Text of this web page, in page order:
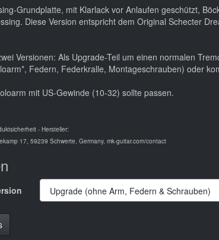
Grundplatte, mit Klarlack vor Anlaufen geschützt,
Diese Version entspricht dem Original Schecter
Versionen: Als Upgrade-Teil um einen normalen
Federn, Federkralle, Montageschrauben) oder
mit US-Gewinde (10-32) sollte passen.
- Hersteller:
17, 59239 Schwerte, Germany, mk-guitar.com/contact